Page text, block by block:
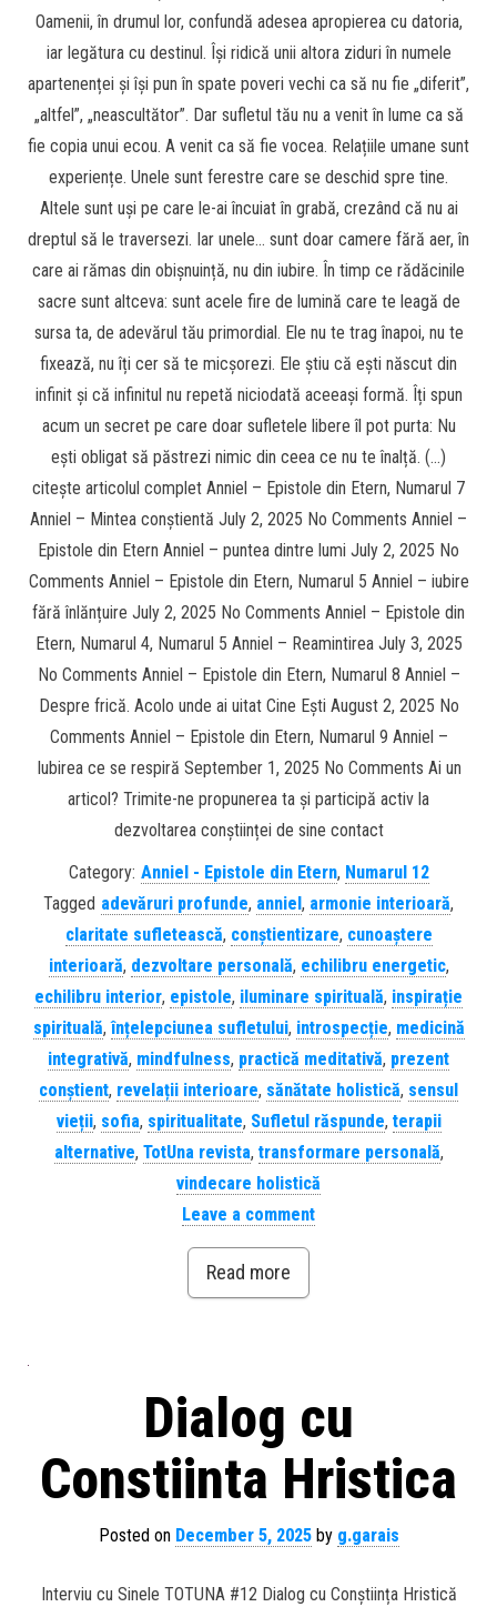
Oamenii, în drumul lor, confundă adesea apropierea cu datoria,
iar legătura cu destinul. Își ridică unii altora ziduri în numele
apartenenței și își pun în spate poveri vechi ca să nu fie „diferit”,
„altfel”, „neascultător”. Dar sufletul tău nu a venit în lume ca să
fie copia unui ecou. A venit ca să fie vocea. Relațiile umane sunt
experiențe. Unele sunt ferestre care se deschid spre tine.
Altele sunt uși pe care le-ai încuiat în grabă, crezând că nu ai
dreptul să le traversezi. Iar unele… sunt doar camere fără aer, în
care ai rămas din obișnuință, nu din iubire. În timp ce rădăcinile
sacre sunt altceva: sunt acele fire de lumină care te leagă de
sursa ta, de adevărul tău primordial. Ele nu te trag înapoi, nu te
fixează, nu îți cer să te micșorezi. Ele știu că ești născut din
infinit și că infinitul nu repetă niciodată aceeași formă. Îți spun
acum un secret pe care doar sufletele libere îl pot purta: Nu
ești obligat să păstrezi nimic din ceea ce nu te înalță. (…)
citește articolul complet Anniel – Epistole din Etern, Numarul 7
Anniel – Mintea conștientă July 2, 2025 No Comments Anniel –
Epistole din Etern Anniel – puntea dintre lumi July 2, 2025 No
Comments Anniel – Epistole din Etern, Numarul 5 Anniel – iubire
fără înlănțuire July 2, 2025 No Comments Anniel – Epistole din
Etern, Numarul 4, Numarul 5 Anniel – Reamintirea July 3, 2025
No Comments Anniel – Epistole din Etern, Numarul 8 Anniel –
Despre frică. Acolo unde ai uitat Cine Ești August 2, 2025 No
Comments Anniel – Epistole din Etern, Numarul 9 Anniel –
Iubirea ce se respiră September 1, 2025 No Comments Ai un
articol? Trimite-ne propunerea ta și participă activ la
dezvoltarea conștiinței de sine contact
Category: Anniel - Epistole din Etern, Numarul 12
Tagged adevăruri profunde, anniel, armonie interioară,
claritate sufletească, conștientizare, cunoaștere
interioară, dezvoltare personală, echilibru energetic,
echilibru interior, epistole, iluminare spirituală, inspirație
spirituală,înțelepciunea sufletului, introspecție, medicină
integrativă, mindfulness, practică meditativă, prezent
conștient, revelații interioare, sănătate holistică, sensul
vieții, sofia, spiritualitate, Sufletul răspunde, terapii
alternative, TotUna revista, transformare personală,
vindecare holistică
Leave a comment
Read more
Dialog cu
Constiinta Hristica
Posted on December 5, 2025by g.garais
Interviu cu Sinele TOTUNA #12 Dialog cu Conștiința Hristică